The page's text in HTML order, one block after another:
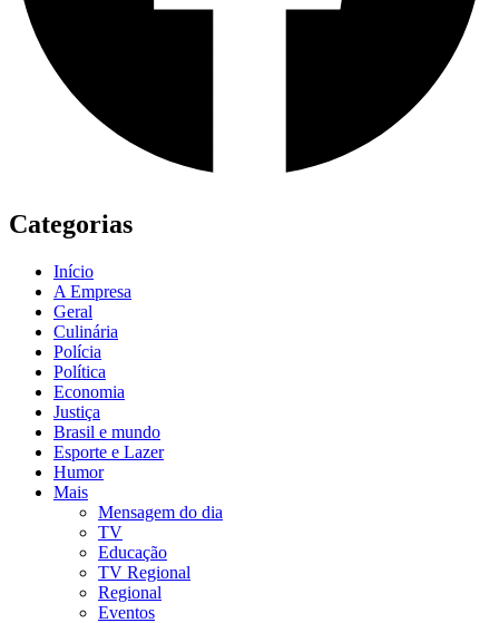
Categorias
Início
A Empresa
Geral
Culinária
Polícia
Política
Economia
Justiça
Brasil e mundo
Esporte e Lazer
Humor
Mais
Mensagem do dia
TV
Educação
TV Regional
Regional
Eventos